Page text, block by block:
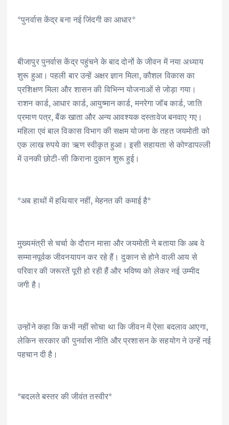
*पुनर्वास केंद्र बना नई जिंदगी का आधार*
बीजापुर पुनर्वास केंद्र पहुंचने के बाद दोनों के जीवन में नया अध्याय
शुरू हुआ। पहली बार उन्हें अक्षर ज्ञान मिला, कौशल विकास का
प्रशिक्षण मिला और शासन की विभिन्न योजनाओं से जोड़ा गया।
राशन कार्ड, आधार कार्ड, आयुष्मान कार्ड, मनरेगा जॉब कार्ड, जाति
प्रमाण पत्र, बैंक खाता और अन्य आवश्यक दस्तावेज बनवाए गए।
महिला एवं बाल विकास विभाग की सक्षम योजना के तहत जयमोती को
एक लाख रुपये का ऋण स्वीकृत हुआ। इसी सहायता से कोण्डापल्ली
में उनकी छोटी-सी किराना दुकान शुरू हुई।
*अब हाथों में हथियार नहीं, मेहनत की कमाई है*
मुख्यमंत्री से चर्चा के दौरान मासा और जयमोती ने बताया कि अब वे
सम्मानपूर्वक जीवनयापन कर रहे हैं। दुकान से होने वाली आय से
परिवार की जरूरतें पूरी हो रही हैं और भविष्य को लेकर नई उम्मीद
जगी है।
उन्होंने कहा कि कभी नहीं सोचा था कि जीवन में ऐसा बदलाव आएगा,
लेकिन सरकार की पुनर्वास नीति और प्रशासन के सहयोग ने उन्हें नई
पहचान दी है।
*बदलते बस्तर की जीवंत तस्वीर*